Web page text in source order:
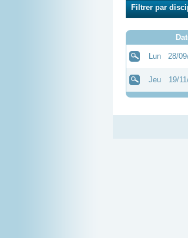
Filtrer par
Lun 28/
Jeu 19/